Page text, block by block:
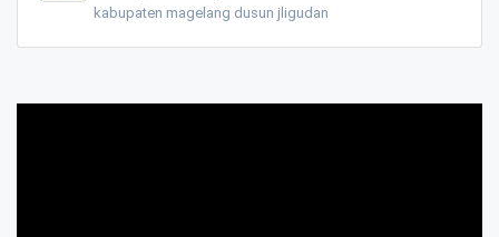
kabupaten magelang dusun jligudan